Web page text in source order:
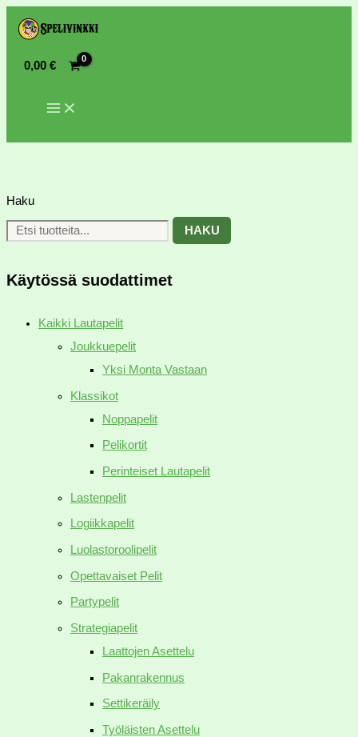
0,00€
Haku
HAKU
Käytössä suodattimet
Kaikki Lautapelit
Joukkuepelit
Yksi Monta Vastaan
Klassikot
Noppapelit
Pelikortit
Perinteiset Lautapelit
Lastenpelit
Logiikkapelit
Luolastoroolipelit
Opettavaiset Pelit
Partypelit
Strategiapelit
Laattojen Asettelu
Pakanrakennus
Settikeräily
Työläisten Asettelu